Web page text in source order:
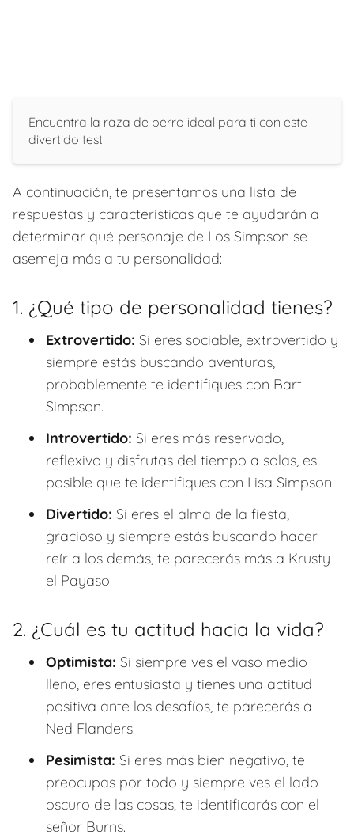
Encuentra la raza de perro ideal para ti con este
divertido test
A continuación, te presentamos una lista de
respuestas y características que te ayudarán a
determinar qué personaje de Los Simpson se
asemeja más a tu personalidad:
1. ¿Qué tipo de personalidad tienes?
Extrovertido: Si eres sociable, extrovertido y
siempre estás buscando aventuras,
probablemente te identifiques con Bart
Simpson.
Introvertido: Si eres más reservado,
reflexivo y disfrutas del tiempo a solas, es
posible que te identifiques con Lisa Simpson.
Divertido: Si eres el alma de la fiesta,
gracioso y siempre estás buscando hacer
reír a los demás, te parecerás más a Krusty
el Payaso.
2. ¿Cuál es tu actitud hacia la vida?
Optimista: Si siempre ves el vaso medio
lleno, eres entusiasta y tienes una actitud
positiva ante los desafíos, te parecerás a
Ned Flanders.
Pesimista: Si eres más bien negativo, te
preocupas por todo y siempre ves el lado
oscuro de las cosas, te identificarás con el
señor Burns.